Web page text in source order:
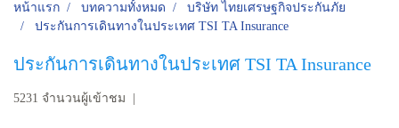
หน้าแรก บทความทั้งหมด
บริษัท ไทยเศรษฐกิจประกันภัย
ประกันการเดินทางในประเทศ TSI TA Insurance
ประกันการเดินทางในประเทศ TSI TA Insurance
5231 จำนวนผู้เข้าชม